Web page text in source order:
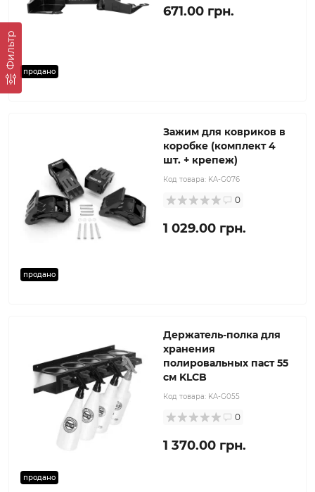
Фильтр
продано
671.00 грн.
продано
Зажим для ковриков в
коробке (комплект 4
шт. + крепеж)
Код товара: KA-G076
0
1 029.00 грн.
продано
Держатель-полка для
хранения
полировальных паст 55
см KLCB
Код товара: KA-G055
0
1 370.00 грн.